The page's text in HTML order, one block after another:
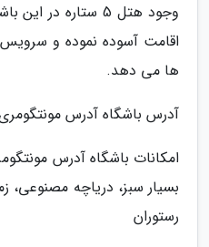
وجود هتل 5 ستاره در
اقامت آسوده نموده و
ها می دهد.
آدرس باشگاه آدرس
امکانات باشگاه آدرس
بسیار سبز، دریاچه مصنوعی،
رستوران